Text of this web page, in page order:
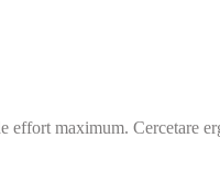
maximum. Cercetare